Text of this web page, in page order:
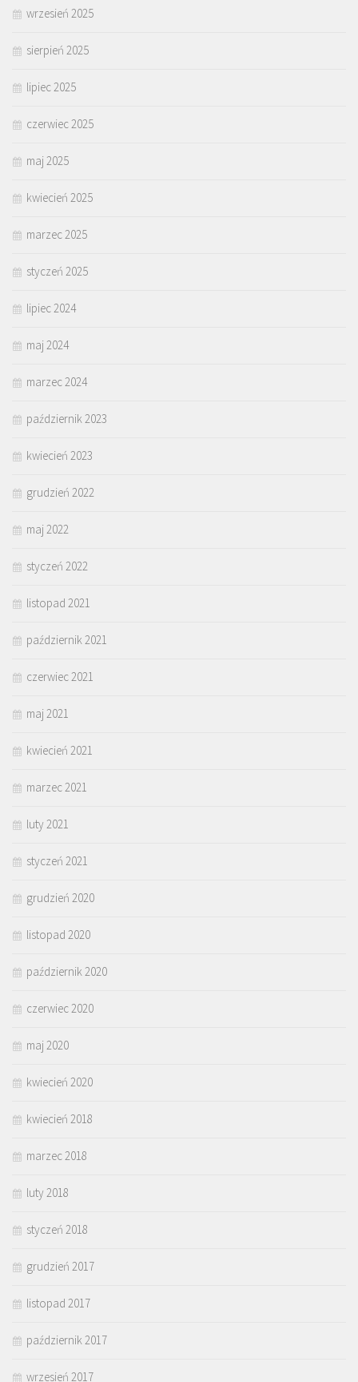
wrzesień 2025
sierpień 2025
lipiec 2025
czerwiec 2025
maj 2025
kwiecień 2025
marzec 2025
styczeń 2025
lipiec 2024
maj 2024
marzec 2024
październik 2023
kwiecień 2023
grudzień 2022
maj 2022
styczeń 2022
listopad 2021
październik 2021
czerwiec 2021
maj 2021
kwiecień 2021
marzec 2021
luty 2021
styczeń 2021
grudzień 2020
listopad 2020
październik 2020
czerwiec 2020
maj 2020
kwiecień 2020
kwiecień 2018
marzec 2018
luty 2018
styczeń 2018
grudzień 2017
listopad 2017
październik 2017
wrzesień 2017